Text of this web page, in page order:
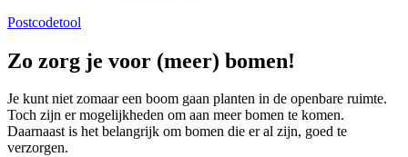
Postcodetool
Zo zorg je voor (meer) bomen!
Je kunt niet zomaar een boom gaan planten in de openbare ruimte.
Toch zijn er mogelijkheden om aan meer bomen te komen.
Daarnaast is het belangrijk om bomen die er al zijn, goed te
verzorgen.